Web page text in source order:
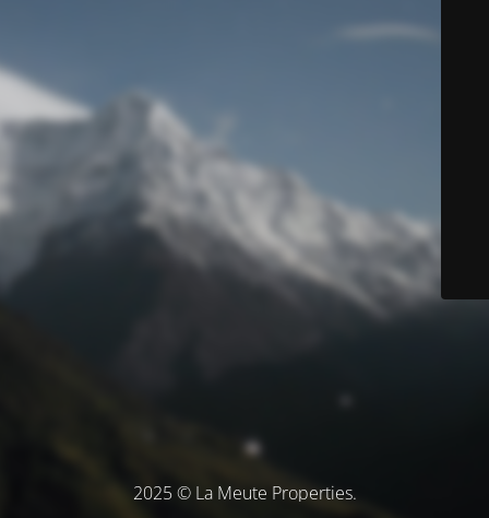
2025 © La Meute Properties.